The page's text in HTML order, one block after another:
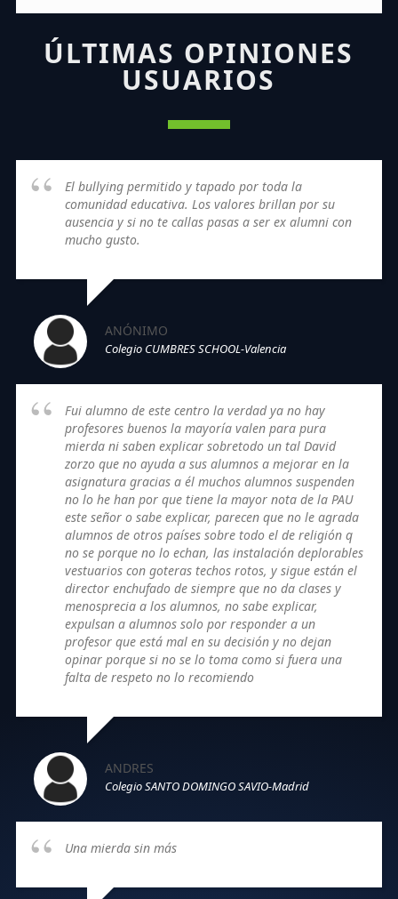
ÚLTIMAS OPINIONES
USUARIOS
El bullying permitido y tapado por toda la
comunidad educativa. Los valores brillan por su
ausencia y si no te callas pasas a ser ex alumni con
mucho gusto.
ANÓNIMO
Colegio CUMBRES SCHOOL-Valencia
Fui alumno de este centro la verdad ya no hay
profesores buenos la mayoría valen para pura
mierda ni saben explicar sobretodo un tal David
zorzo que no ayuda a sus alumnos a mejorar en la
asignatura gracias a él muchos alumnos suspenden
no lo he han por que tiene la mayor nota de la PAU
este señor o sabe explicar, parecen que no le agrada
alumnos de otros países sobre todo el de religión q
no se porque no lo echan, las instalación deplorables
vestuarios con goteras techos rotos, y sigue están el
director enchufado de siempre que no da clases y
menosprecia a los alumnos, no sabe explicar,
expulsan a alumnos solo por responder a un
profesor que está mal en su decisión y no dejan
opinar porque si no se lo toma como si fuera una
falta de respeto no lo recomiendo
ANDRES
Colegio SANTO DOMINGO SAVIO-Madrid
Una mierda sin más